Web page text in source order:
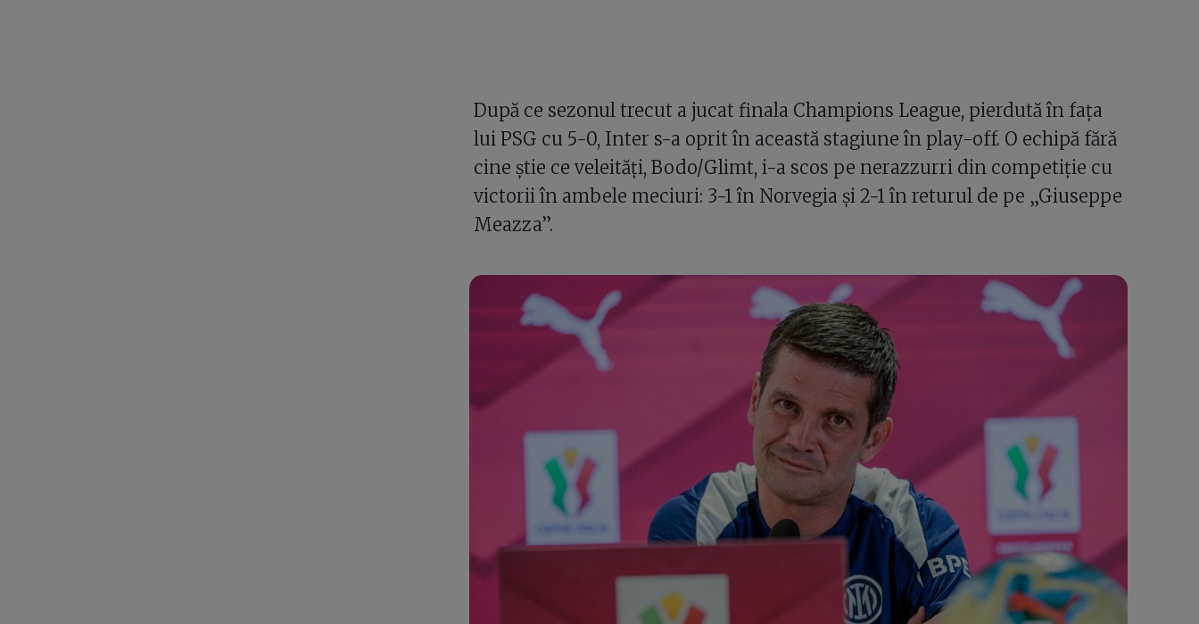
După ce sezonul trecut a jucat finala Champions League, pierdută în fața
lui PSG cu 5-0, Inter s-a oprit în această stagiune în play-off. O echipă fără
cine știe ce veleități, Bodo/Glimt, i-a scos pe nerazzurri din competiție cu
victorii în ambele meciuri: 3-1 în Norvegia și 2-1 în returul de pe „Giuseppe
Meazza”.